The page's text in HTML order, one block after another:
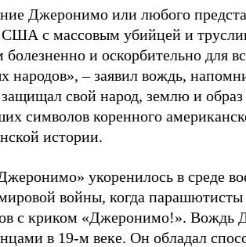
Джеронимо или любого
США с массовым убийцей и
и оскорбительно для
народов»,–заявил вождь,
защищал свой народ, землю и
символов коренного
истории.
укоренилось в среде
войны, когда
с криком «Джеронимо!». Вождь
в 19-м веке. Он обладал